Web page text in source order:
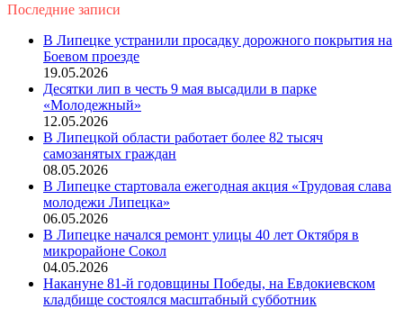
Последние записи
В Липецке устранили просадку дорожного покрытия на
Боевом проезде
19.05.2026
Десятки лип в честь 9 мая высадили в парке
«Молодежный»
12.05.2026
В Липецкой области работает более 82 тысяч
самозанятых граждан
08.05.2026
В Липецке стартовала ежегодная акция «Трудовая слава
молодежи Липецка»
06.05.2026
В Липецке начался ремонт улицы 40 лет Октября в
микрорайоне Сокол
04.05.2026
Накануне 81-й годовщины Победы, на Евдокиевском
кладбище состоялся масштабный субботник